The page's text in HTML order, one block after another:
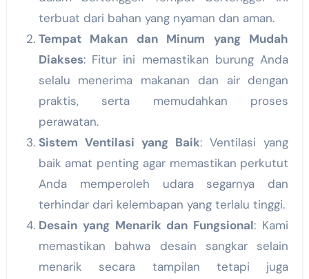
terbuat dari bahan yang nyaman dan aman.
Tempat Makan dan Minum yang Mudah
Diakses: Fitur ini memastikan burung Anda
selalu menerima makanan dan air dengan
praktis, serta memudahkan proses
perawatan.
Sistem Ventilasi yang Baik: Ventilasi yang
baik amat penting agar memastikan perkutut
Anda memperoleh udara segarnya dan
terhindar dari kelembapan yang terlalu tinggi.
Desain yang Menarik dan Fungsional: Kami
memastikan bahwa desain sangkar selain
menarik secara tampilan tetapi juga